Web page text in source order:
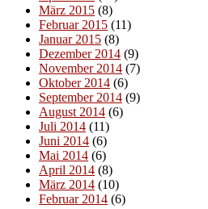
März 2015 (8)
Februar 2015 (11)
Januar 2015 (8)
Dezember 2014 (9)
November 2014 (7)
Oktober 2014 (6)
September 2014 (9)
August 2014 (6)
Juli 2014 (11)
Juni 2014 (6)
Mai 2014 (6)
April 2014 (8)
März 2014 (10)
Februar 2014 (6)